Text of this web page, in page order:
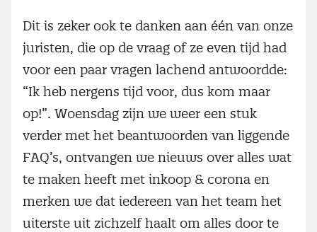
Dit is zeker ook te danken aan één van onze
juristen, die op de vraag of ze even tijd had
voor een paar vragen lachend antwoordde:
“Ik heb nergens tijd voor, dus kom maar
op!”. Woensdag zijn we weer een stuk
verder met het beantwoorden van liggende
FAQ’s, ontvangen we nieuws over alles wat
te maken heeft met inkoop & corona en
merken we dat iedereen van het team het
uiterste uit zichzelf haalt om alles door te